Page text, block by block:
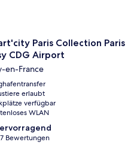
Paris Collection Paris
CDG Airport
en-France
erlaubt
verfügbar
WLAN
Bewertungen